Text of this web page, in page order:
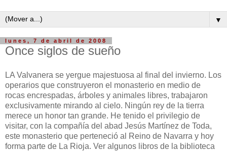
▼
lunes, 7 de abril de 2008
Once siglos de sueño
LA Valvanera se yergue majestuosa al final del invierno. Los
operarios que construyeron el monasterio en medio de
rocas encrespadas, árboles y animales libres, trabajaron
exclusivamente mirando al cielo. Ningún rey de la tierra
merece un honor tan grande. He tenido el privilegio de
visitar, con la compañía del abad Jesús Martínez de Toda,
este monasterio que perteneció al Reino de Navarra y hoy
forma parte de La Rioja. Ver algunos libros de la biblioteca